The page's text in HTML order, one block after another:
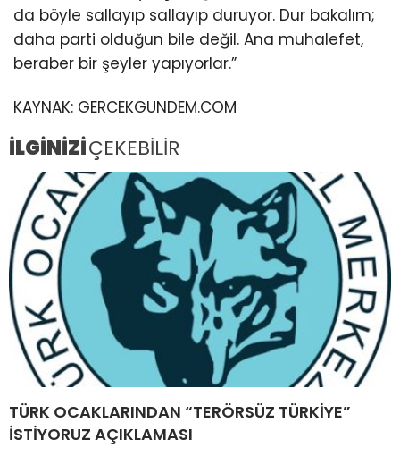
da böyle sallayıp sallayıp duruyor. Dur bakalım;
daha parti olduğun bile değil. Ana muhalefet,
beraber bir şeyler yapıyorlar.”
KAYNAK: GERCEKGUNDEM.COM
İLGİNİZİÇEKEBİLİR
TÜRK OCAKLARINDAN “TERÖRSÜZ TÜRKİYE”
İSTİYORUZ AÇIKLAMASI